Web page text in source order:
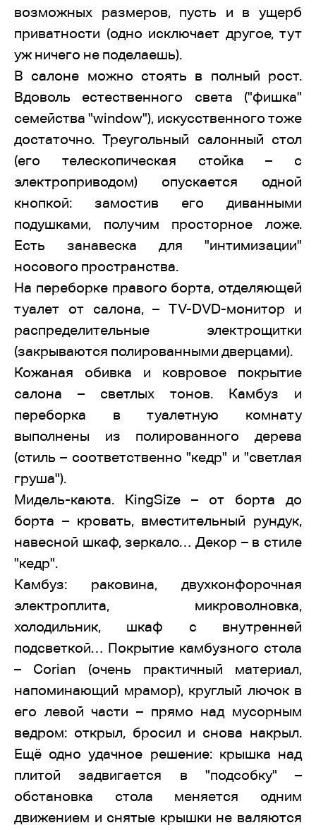
возможных размеров, пусть и в ущерб
приватности (одно исключает другое, тут
уж ничего не поделаешь).
В салоне можно стоять в полный рост.
Вдоволь естественного света ("фишка"
семейства "window"), искусственного тоже
достаточно. Треугольный салонный стол
(его телескопическая стойка – с
электроприводом) опускается одной
кнопкой: замостив его диванными
подушками, получим просторное ложе.
Есть занавеска для "интимизации"
носового пространства.
На переборке правого борта, отделяющей
туалет от салона, – TV-DVD-монитор и
распределительные электрощитки
(закрываются полированными дверцами).
Кожаная обивка и ковровое покрытие
салона – светлых тонов. Камбуз и
переборка в туалетную комнату
выполнены из полированного дерева
(стиль – соответственно "кедр" и "светлая
груша").
Мидель-каюта. КingSize – от борта до
борта – кровать, вместительный рундук,
навесной шкаф, зеркало… Декор – в стиле
"кедр".
Камбуз: раковина, двухконфорочная
электроплита, микроволновка,
холодильник, шкаф с внутренней
подсветкой… Покрытие камбузного стола
– Corian (очень практичный материал,
напоминающий мрамор), круглый лючок в
его левой части – прямо над мусорным
ведром: открыл, бросил и снова накрыл.
Ещё одно удачное решение: крышка над
плитой задвигается в "подсобку" –
обстановка стола меняется одним
движением и снятые крышки не валяются